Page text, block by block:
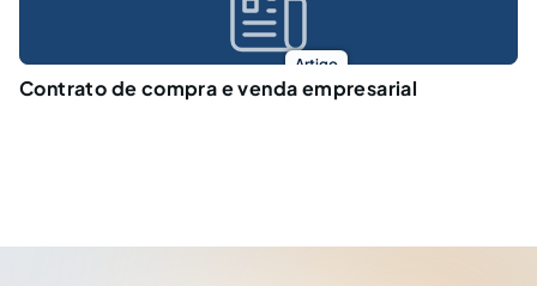
Artigo
Contrato de compra e venda empresarial